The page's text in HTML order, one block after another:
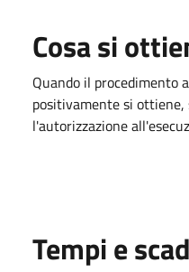
Cosa si
Quando il procedimento
positivamente si ottiene,
l'autorizzazione
Tempi e